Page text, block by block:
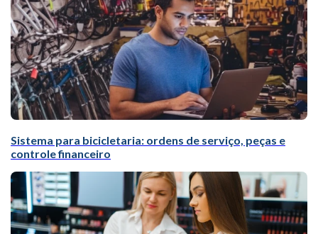
Sistema para bicicletaria: ordens de serviço, peças e
controle financeiro